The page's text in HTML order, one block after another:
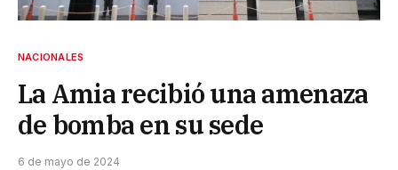
NACIONALES
La Amia recibió una amenaza
de bomba en su sede
6 de mayo de 2024